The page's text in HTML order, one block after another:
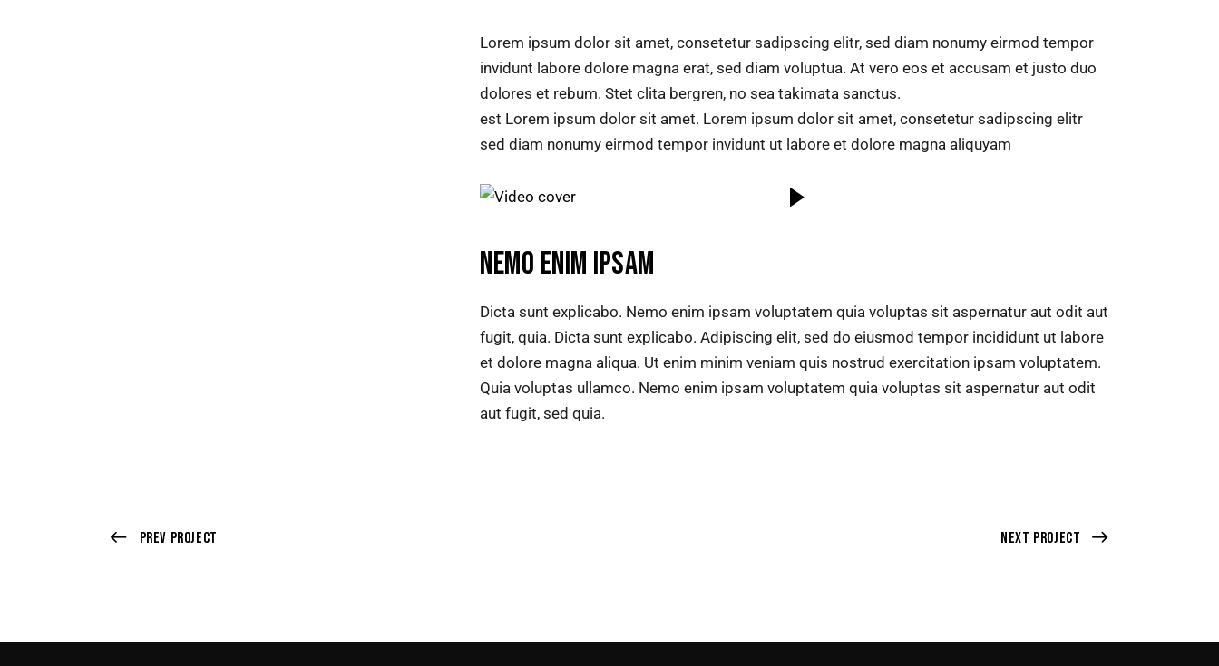
Lorem ipsum dolor sit amet, consetetur sadipscing elitr, sed diam nonumy eirmod tempor
invidunt labore dolore magna erat, sed diam voluptua. At vero eos et accusam et justo duo
dolores et rebum. Stet clita bergren, no sea takimata sanctus.
est Lorem ipsum dolor sit amet. Lorem ipsum dolor sit amet, consetetur sadipscing elitr
sed diam nonumy eirmod tempor invidunt ut labore et dolore magna aliquyam
NEMO ENIM IPSAM
Dicta sunt explicabo. Nemo enim ipsam voluptatem quia voluptas sit aspernatur aut odit aut
fugit, quia. Dicta sunt explicabo. Adipiscing elit, sed do eiusmod tempor incididunt ut labore
et dolore magna aliqua. Ut enim minim veniam quis nostrud exercitation ipsam voluptatem.
Quia voluptas ullamco. Nemo enim ipsam voluptatem quia voluptas sit aspernatur aut odit
aut fugit, sed quia.
Prev Project Next Project